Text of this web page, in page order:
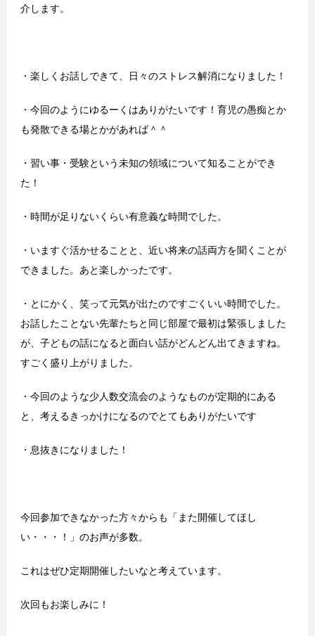
介します。
・楽しくお話しできて、日々のストレス解消になりました！
・今回のようにゆるーくはありがたいです！育児の愚痴とか
も発散できる場とかがあれば＾＾
・習い事・受験という未知の領域について知ることができ
た！
・時間が足りないくらい有意義な時間でした。
・いますぐ活かせることと、近い将来の話両方を聞くことが
できました。あと楽しかったです。
・とにかく、笑って元気が出たのですごくいい時間でした。
お話したことない先輩たちと同じ部屋で最初は緊張しました
が、子どもの話になると面白い話がどんどん出てきますね。
すごく盛り上がりました。
・今回のような少人数交流会のようなものが定期的にある
と、考えるきっかけになるのでとてもありがたいです
・息抜きになりました！
今回参加できなかった方々からも「また開催してほし
い・・・！」のお声が多数。
これはぜひ定期開催したいなと考えています。
次回もお楽しみに！